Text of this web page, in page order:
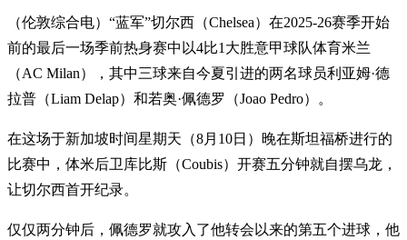
（伦敦综合电）“蓝军”切尔西（Chelsea）在2025-26赛季开始
前的最后一场季前热身赛中以4比1大胜意甲球队体育米兰
（AC Milan），其中三球来自今夏引进的两名球员利亚姆·德
拉普（Liam Delap）和若奥·佩德罗（Joao Pedro）。
在这场于新加坡时间星期天（8月10日）晚在斯坦福桥进行的
比赛中，体米后卫库比斯（Coubis）开赛五分钟就自摆乌龙，
让切尔西首开纪录。
仅仅两分钟后，佩德罗就攻入了他转会以来的第五个进球，他